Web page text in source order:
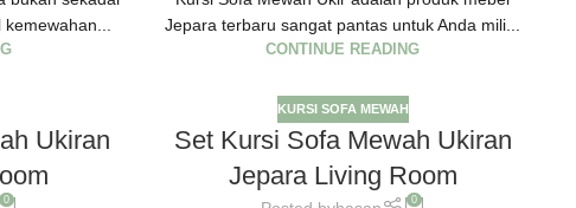
Jepara terbaru sangat pantas untuk Anda mili...
CONTINUE READING
Ukiran
0
KURSI SOFA MEWAH
Set Kursi Sofa Mewah Ukiran
Jepara Living Room
0